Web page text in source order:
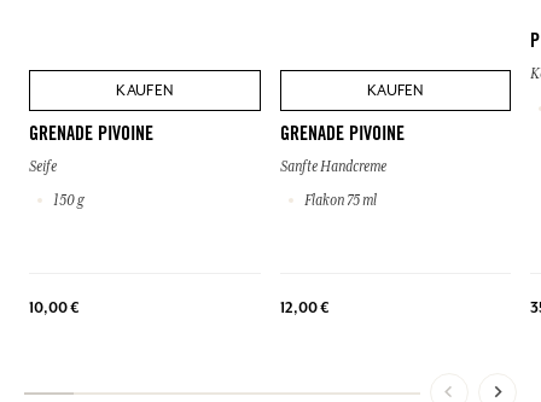
KAUFEN
GRENADE PIVOINE
Seife
150 g
10,00 €
KAUFEN
GRENADE PIVOINE
Sanfte Handcreme
Flakon 75 ml
12,00 €